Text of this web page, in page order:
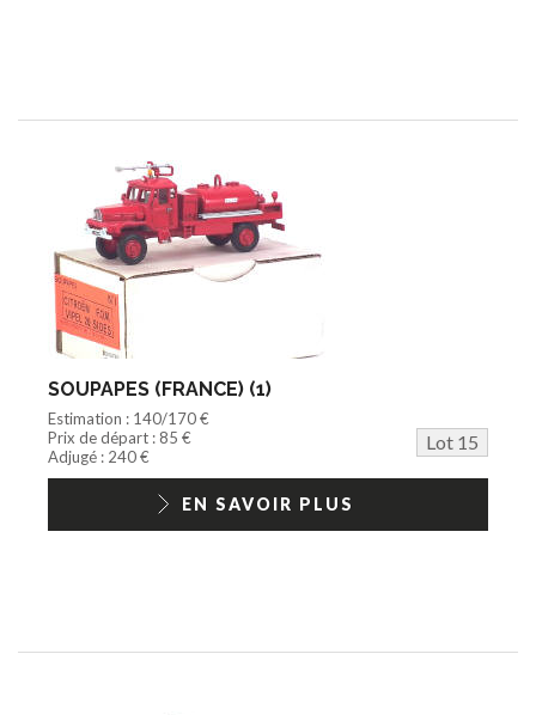
SOUPAPES (FRANCE) (1)
Estimation : 140/170 €
Prix de départ : 85 €
Lot 15
Adjugé : 240 €
EN SAVOIR PLUS